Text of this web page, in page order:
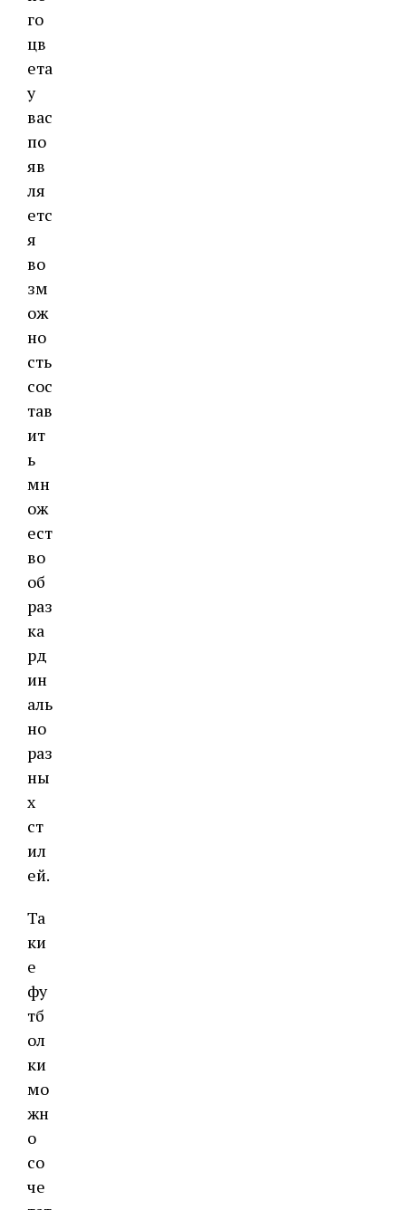
го
цв
ета
у
вас
по
яв
ля
етс
я
во
зм
ож
но
сть
сос
тав
ит
ь
мн
ож
ест
во
об
раз
ка
рд
ин
аль
но
раз
ны
х
ст
ил
ей.
Та
ки
е
фу
тб
ол
ки
мо
жн
о
со
че